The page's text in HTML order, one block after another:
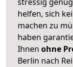
helfen, sich
machen zu
haben
Ihnen ohne
Berlin nach